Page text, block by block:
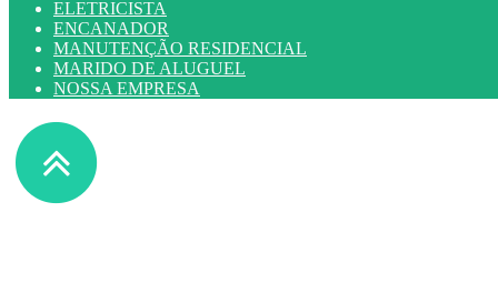
ELETRICISTA
ENCANADOR
MANUTENÇÃO RESIDENCIAL
MARIDO DE ALUGUEL
NOSSA EMPRESA